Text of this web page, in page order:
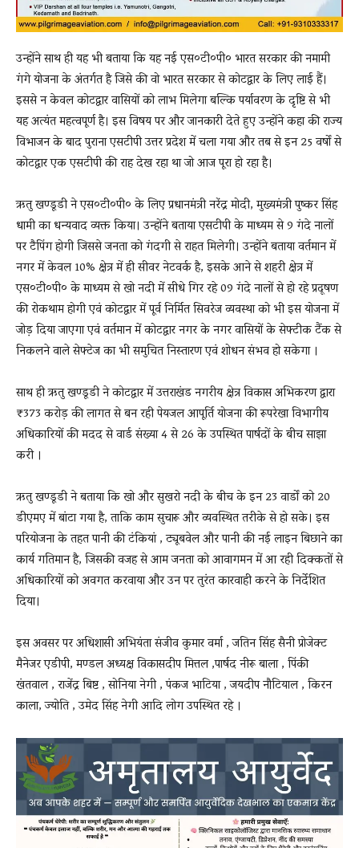
उन्होंने साथ ही यह भी बताया कि यह नई एस०टी०पी० भारत सरकार की नमामी
गंगे योजना के अंतर्गत है जिसे की वो भारत सरकार से कोटद्वार के लिए लाई हैं।
इससे न केवल कोटद्वार वासियों को लाभ मिलेगा बल्कि पर्यावरण के दृष्टि से भी
यह अत्यंत महत्वपूर्ण है। इस विषय पर और जानकारी देते हुए उन्होंने कहा की राज्य
विभाजन के बाद पुराना एसटीपी उत्तर प्रदेश में चला गया और तब से इन 25 वर्षों से
कोटद्वार एक एसटीपी की राह देख रहा था जो आज पूरा हो रहा है।
ऋतु खण्डूडी ने एस०टी०पी० के लिए प्रधानमंत्री नरेंद्र मोदी, मुख्यमंत्री पुष्कर सिंह
धामी का धन्यवाद व्यक्त किया। उन्होंने बताया एसटीपी के माध्यम से 9 गंदे नालों
पर टैपिंग होगी जिससे जनता को गंदगी से राहत मिलेगी। उन्होंने बताया वर्तमान में
नगर में केवल 10% क्षेत्र में ही सीवर नेटवर्क है, इसके आने से शहरी क्षेत्र में
एस०टी०पी० के माध्यम से खो नदी में सीधे गिर रहे 09 गंदे नालों से हो रहे प्रदूषण
की रोकथाम होगी एवं कोटद्वार में पूर्व निर्मित सिवरेज व्यवस्था को भी इस योजना में
जोड़ दिया जाएगा एवं वर्तमान में कोटद्वार नगर के नगर वासियों के सेफ्टीक टैंक से
निकलने वाले सेफ्टेज का भी समुचित निस्तारण एवं शोधन संभव हो सकेगा ।
साथ ही ऋतु खण्डूडी ने कोटद्वार में उत्तराखंड नगरीय क्षेत्र विकास अभिकरण द्वारा
₹373 करोड़ की लागत से बन रही पेयजल आपूर्ति योजना की रूपरेखा विभागीय
अधिकारियों की मदद से वार्ड संख्या 4 से 26 के उपस्थित पार्षदों के बीच साझा
करी ।
ऋतु खण्डूडी ने बताया कि खो और सुखरो नदी के बीच के इन 23 वार्डों को 20
डीएमए में बांटा गया है, ताकि काम सुचारू और व्यवस्थित तरीके से हो सके। इस
परियोजना के तहत पानी की टंकियां , ट्यूबवेल और पानी की नई लाइन बिछाने का
कार्य गतिमान है, जिसकी वजह से आम जनता को आवागमन में आ रही दिक्कतों से
अधिकारियों को अवगत करवाया और उन पर तुरंत कारवाही करने के निर्देशित
दिया।
इस अवसर पर अधिशासी अभियंता संजीव कुमार वर्मा , जतिन सिंह सैनी प्रोजेक्ट
मैनेजर एडीपी, मण्डल अध्यक्ष विकासदीप मित्तल ,पार्षद नीरू बाला , पिंकी
खंतवाल , राजेंद्र बिष्ट , सोनिया नेगी , पंकज भाटिया , जयदीप नौटियाल , किरन
काला, ज्योति , उमेद सिंह नेगी आदि लोग उपस्थित रहे ।